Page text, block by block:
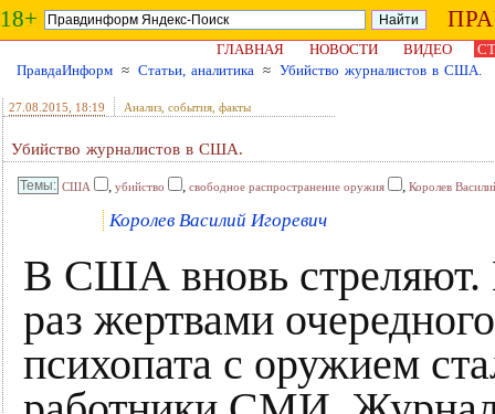
18+
ГЛАВНАЯ НОВОСТИ ВИДЕО
ПравдаИнформ ≈ Статьи, аналитика ≈ Убийство журналистов в США.
27.08.2015 , 18:19 Анализ, события, факты
Убийство журналистов в США.
США , убийство , свободное распространение оружия , Королев
Королев Василий Игоревич
В США вновь стреляют.
раз жертвами очередного
психопата с оружием